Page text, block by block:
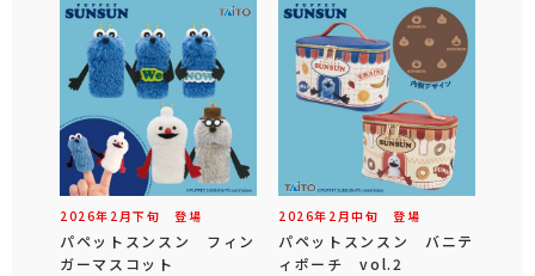
2026年 2 月下旬 登場
パペットスンスン フィン
ガーマスコット
2026年 2 月中旬 登場
パペットスンスン バニテ
ィポーチ vol.2